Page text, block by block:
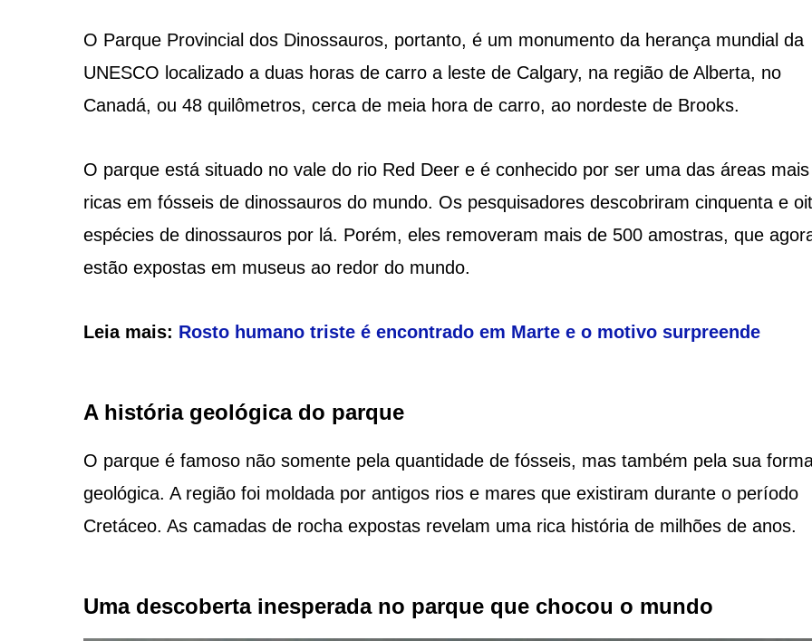
O Parque Provincial dos Dinossauros, portanto, é um monumento da herança mundial da
UNESCO localizado a duas horas de carro a leste de Calgary, na região de Alberta, no
Canadá, ou 48 quilômetros, cerca de meia hora de carro, ao nordeste de Brooks.
O parque está situado no vale do rio Red Deer e é conhecido por ser uma das áreas mais
ricas em fósseis de dinossauros do mundo. Os pesquisadores descobriram cinquenta e
espécies de dinossauros por lá. Porém, eles removeram mais de 500 amostras, que
estão expostas em museus ao redor do mundo.
Leia mais: Rosto humano triste é encontrado em Marte e o motivo surpreende
A história geológica do parque
O parque é famoso não somente pela quantidade de fósseis, mas também pela sua
geológica. A região foi moldada por antigos rios e mares que existiram durante o período
Cretáceo. As camadas de rocha expostas revelam uma rica história de milhões de anos.
Uma descoberta inesperada no parque que chocou o mundo